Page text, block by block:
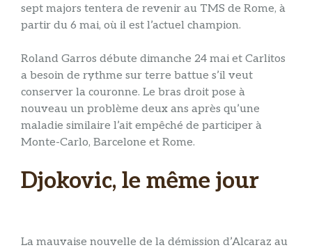
sept majors tentera de revenir au TMS de Rome, à
partir du 6 mai, où il est l’actuel champion.
Roland Garros débute dimanche 24 mai et Carlitos
a besoin de rythme sur terre battue s’il veut
conserver la couronne. Le bras droit pose à
nouveau un problème deux ans après qu’une
maladie similaire l’ait empêché de participer à
Monte-Carlo, Barcelone et Rome.
Djokovic, le même jour
La mauvaise nouvelle de la démission d’Alcaraz au